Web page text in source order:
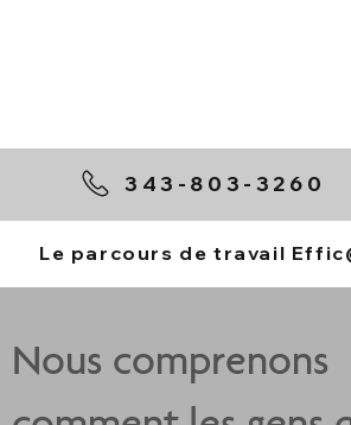
343-803-3260
Le parcours de travail
Nous comprenons